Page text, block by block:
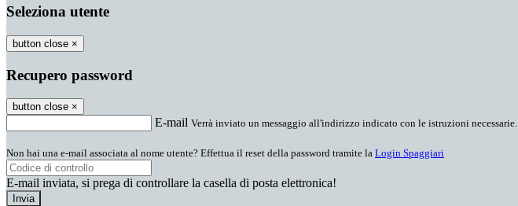
Seleziona utente
button close ×
Recupero password
button close ×
E-mail Verrà inviato un messaggio all'indirizzo indicato con le istruzioni necessarie.
Non hai una e-mail associata al nome utente? Effettua il reset della password tramite la Login Spaggiari
E-mail inviata, si prega di controllare la casella di posta elettronica!